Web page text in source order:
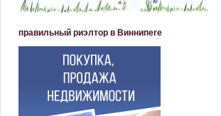
правильный риэлтор в Виннипеге